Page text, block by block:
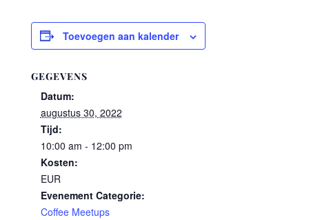
Toevoegen aan kalender
GEGEVENS
Datum:
augustus 30, 2022
Tijd:
10:00 am - 12:00 pm
Kosten:
EUR
Evenement Categorie:
Coffee Meetups